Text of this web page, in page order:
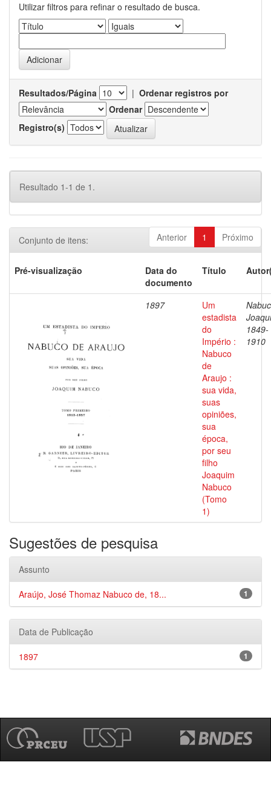
Utilizar filtros para refinar o resultado de busca.
Resultados/Página | Ordenar registros por
Ordenar
Registro(s)
Resultado 1-1 de 1.
Anterior 1 Próximo
Conjunto de itens:
Pré-visualização
Data do
documento
Título
1897
Um
estadista
do
Império :
Nabuco
de
Araujo :
sua vida,
suas
opiniões,
sua
época,
por seu
filho
Joaquim
Nabuco
(Tomo
1)
1849-
1910
Sugestões de pesquisa
Assunto
1
Araújo, José Thomaz Nabuco de, 18...
Data de Publicação
1
1897